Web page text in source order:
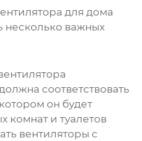
для дома
несколько важных
соответствовать
он будет
комнат и туалетов
вентиляторы с